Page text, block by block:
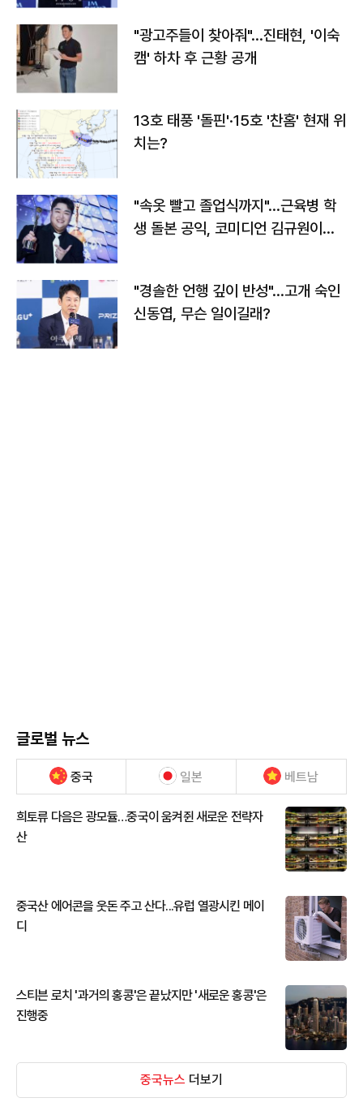
"광고주들이 찾아줘"…진태현, '이숙
캠' 하차 후 근황 공개
13호 태풍 '돌핀'·15호 '찬홈' 현재 위
치는?
"속옷 빨고 졸업식까지"…근육병 학
생 돌본 공익, 코미디언 김규원이었
"경솔한 언행 깊이 반성"…고개 숙인
신동엽, 무슨 일이길래?
글로벌 뉴스
중국 일본 베트남
희토류 다음은 광모듈…중국이 움켜쥔 새로운 전략자
산
중국산 에어콘을 웃돈 주고 산다...유럽 열광시킨 메이
디
스티븐 로치 '과거의 홍콩'은 끝났지만 '새로운 홍콩'은
진행중
중국뉴스 더보기